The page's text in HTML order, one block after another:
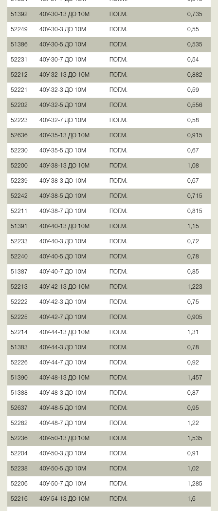
51392 40У-30-13 ДО 10М ПОГ.М. 0,735
52249 40У-30-3 ДО 10М ПОГ.М. 0,55
51386 40У-30-5 ДО 10М ПОГ.М. 0,535
52231 40У-30-7 ДО 10М ПОГ.М. 0,54
52212 40У-32-13 ДО 10М ПОГ.М. 0,882
52221 40У-32-3 ДО 10М ПОГ.М. 0,59
52202 40У-32-5 ДО 10М ПОГ.М. 0,556
52223 40У-32-7 ДО 10М ПОГ.М. 0,58
52636 40У-35-13 ДО 10М ПОГ.М. 0,915
52230 40У-35-5 ДО 10М ПОГ.М. 0,67
52200 40У-38-13 ДО 10М ПОГ.М. 1,08
52239 40У-38-3 ДО 10М ПОГ.М. 0,67
52242 40У-38-5 ДО 10М ПОГ.М. 0,715
52211 40У-38-7 ДО 10М ПОГ.М. 0,815
51391 40У-40-13 ДО 10М ПОГ.М. 1,15
52233 40У-40-3 ДО 10М ПОГ.М. 0,72
52240 40У-40-5 ДО 10М ПОГ.М. 0,78
51387 40У-40-7 ДО 10М ПОГ.М. 0,85
52213 40У-42-13 ДО 10М ПОГ.М. 1,223
52222 40У-42-3 ДО 10М ПОГ.М. 0,75
52225 40У-42-7 ДО 10М ПОГ.М. 0,905
52214 40У-44-13 ДО 10М ПОГ.М. 1,31
51383 40У-44-3 ДО 10М ПОГ.М. 0,78
52226 40У-44-7 ДО 10М ПОГ.М. 0,92
51390 40У-48-13 ДО 10М ПОГ.М. 1,457
51388 40У-48-3 ДО 10М ПОГ.М. 0,87
52637 40У-48-5 ДО 10М ПОГ.М. 0,95
52282 40У-48-7 ДО 10М ПОГ.М. 1,22
52236 40У-50-13 ДО 10М ПОГ.М. 1,535
52204 40У-50-3 ДО 10М ПОГ.М. 0,91
52238 40У-50-5 ДО 10М ПОГ.М. 1,02
52206 40У-50-7 ДО 10М ПОГ.М. 1,285
52216 40У-54-13 ДО 10М ПОГ.М. 1,6